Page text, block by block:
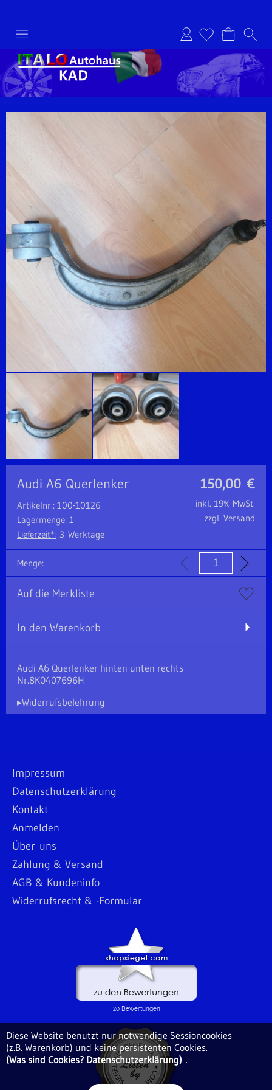
Diese Website benutzt nur notwendige Sessioncookies
(z.B. Warenkorb) und keine persistenten Cookies.
(Was sind Cookies? Datenschutzerklärung) .
Anmelden
150,00 €
Audi A6 Querlenker
Artikelnr.: 100-10126
Lagermenge: 1
Lieferzeit*: 3 Werktage
inkl. 19% MwSt.
zzgl. Versand
Menge:
Auf die Merkliste
In den Warenkorb
Audi A6 Querlenker hinten unten rechts
Nr.8K0407696H
▸Widerrufsbelehrung
Impressum
Datenschutzerklärung
Kontakt
Anmelden
Über uns
Zahlung & Versand
AGB & Kundeninfo
Widerrufsrecht & -Formular